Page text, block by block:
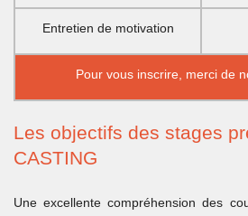
Entretien de motivation
Pour vous inscrire, merci de
Les objectifs des stages
CASTING
Une excellente compréhension des